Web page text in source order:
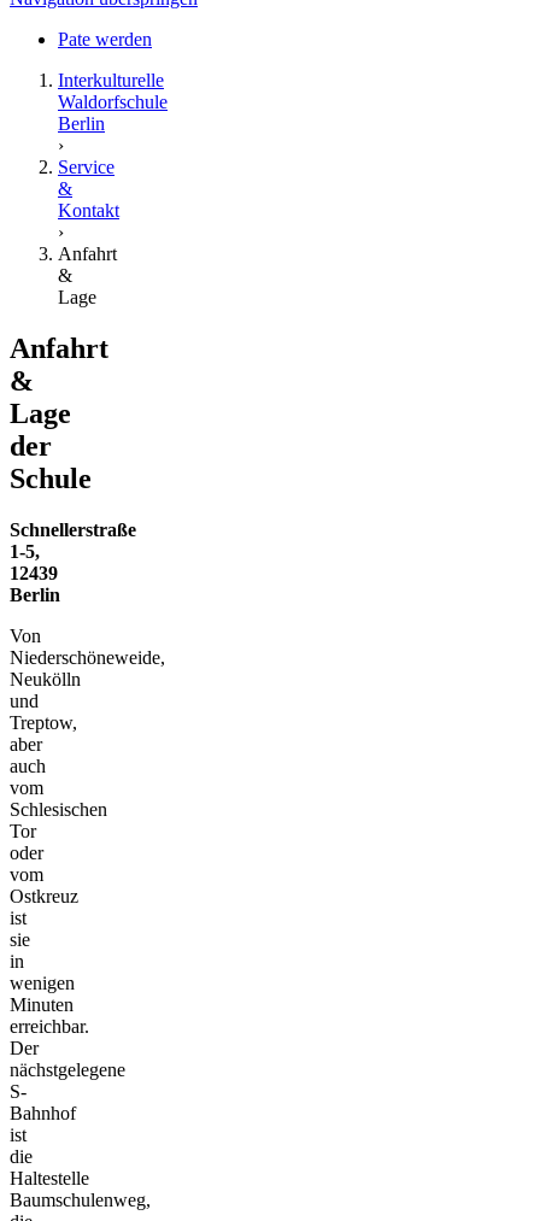
Pate werden
Interkulturelle
Waldorfschule
Berlin
›
Service
&
Kontakt
›
Anfahrt
&
Lage
Anfahrt
&
Lage
der
Schule
Schnellerstraße
1-5,
12439
Berlin
Von
Niederschöneweide,
Neukölln
und
Treptow,
aber
auch
vom
Schlesischen
Tor
oder
vom
Ostkreuz
ist
sie
in
wenigen
Minuten
erreichbar.
Der
nächstgelegene
S-
Bahnhof
ist
die
Haltestelle
Baumschulenweg,